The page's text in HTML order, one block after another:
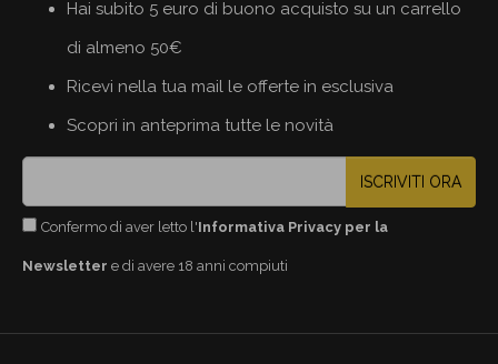
Hai subito 5 euro di buono acquisto su un carrello
di almeno 50€
Ricevi nella tua mail le offerte in esclusiva
Scopri in anteprima tutte le novità
ISCRIVITI ORA
Confermo di aver letto l'Informativa Privacy per la
Newsletter e di avere 18 anni compiuti